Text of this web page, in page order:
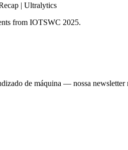
from IOTSWC 2025.
de máquina — nossa newsletter